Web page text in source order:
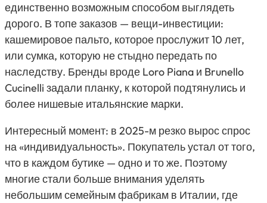
единственно возможным способом выглядеть
дорого. В топе заказов — вещи-инвестиции:
кашемировое пальто, которое прослужит 10 лет,
или сумка, которую не стыдно передать по
наследству. Бренды вроде Loro Piana и Brunello
Cucinelli задали планку, к которой подтянулись и
более нишевые итальянские марки.
Интересный момент: в 2025-м резко вырос спрос
на «индивидуальность». Покупатель устал от того,
что в каждом бутике — одно и то же. Поэтому
многие стали больше внимания уделять
небольшим семейным фабрикам в Италии, где